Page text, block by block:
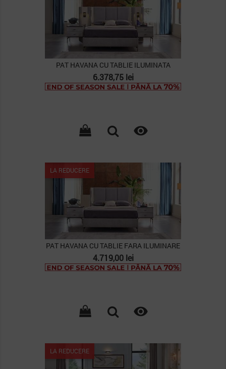
PAT HAVANA CU TABLIE ILUMINATA
Pret
6.378,75 lei

LA REDUCERE
PAT HAVANA CU TABLIE FARA ILUMINARE
Pret
4.719,00 lei

LA REDUCERE